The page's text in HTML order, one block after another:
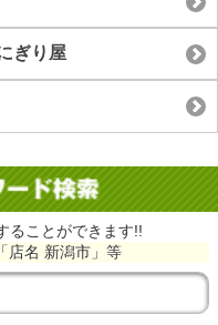
ぎり屋
ることができます!!
店名 新潟市」等